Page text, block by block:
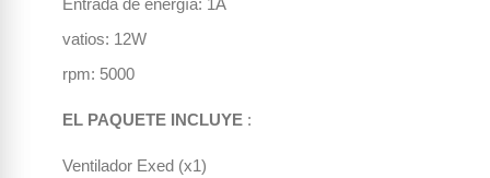
Entrada de energía: 1A
vatios: 12W
rpm: 5000
EL PAQUETE INCLUYE :
Ventilador Exed (x1)